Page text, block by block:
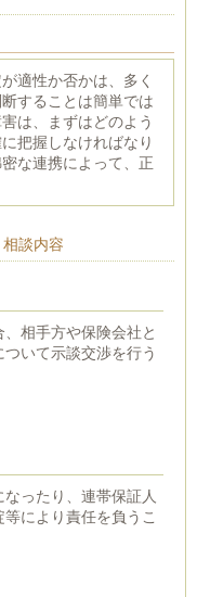
適性か否かは、多く
することは簡単では
は、まずはどのよう
把握しなければなり
な連携によって、正
談内容
相手方や保険会社と
いて示談交渉を行う
ったり、連帯保証人
により責任を負うこ